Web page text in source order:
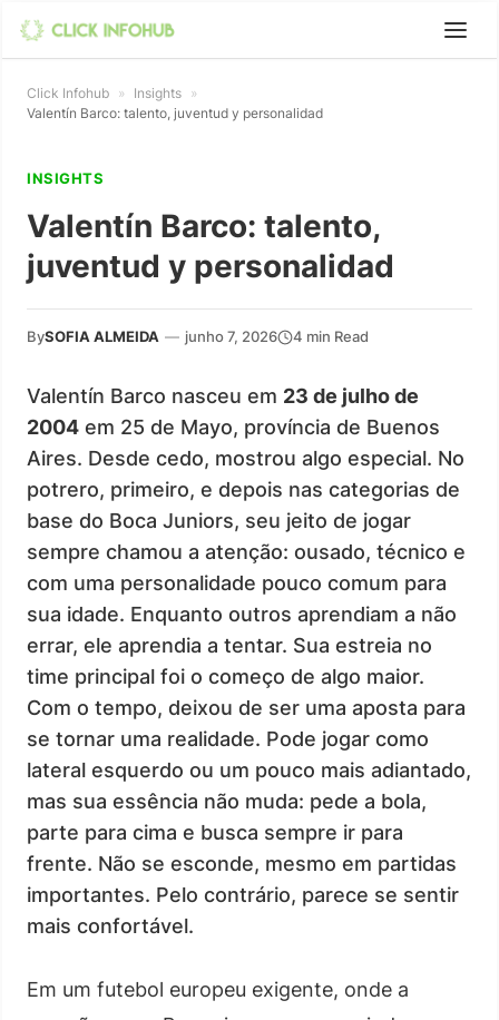
Click Infohub » Insights »
Valentín Barco: talento, juventud y personalidad
INSIGHTS
Valentín Barco: talento,
juventud y personalidad
BySOFIA ALMEIDA — junho 7, 2026 4 min Read
Valentín Barco nasceu em 23 de julho de
2004 em 25 de Mayo, província de Buenos
Aires. Desde cedo, mostrou algo especial. No
potrero, primeiro, e depois nas categorias de
base do Boca Juniors, seu jeito de jogar
sempre chamou a atenção: ousado, técnico e
com uma personalidade pouco comum para
sua idade. Enquanto outros aprendiam a não
errar, ele aprendia a tentar. Sua estreia no
time principal foi o começo de algo maior.
Com o tempo, deixou de ser uma aposta para
se tornar uma realidade. Pode jogar como
lateral esquerdo ou um pouco mais adiantado,
mas sua essência não muda: pede a bola,
parte para cima e busca sempre ir para
frente. Não se esconde, mesmo em partidas
importantes. Pelo contrário, parece se sentir
mais confortável.
Em um futebol europeu exigente, onde a